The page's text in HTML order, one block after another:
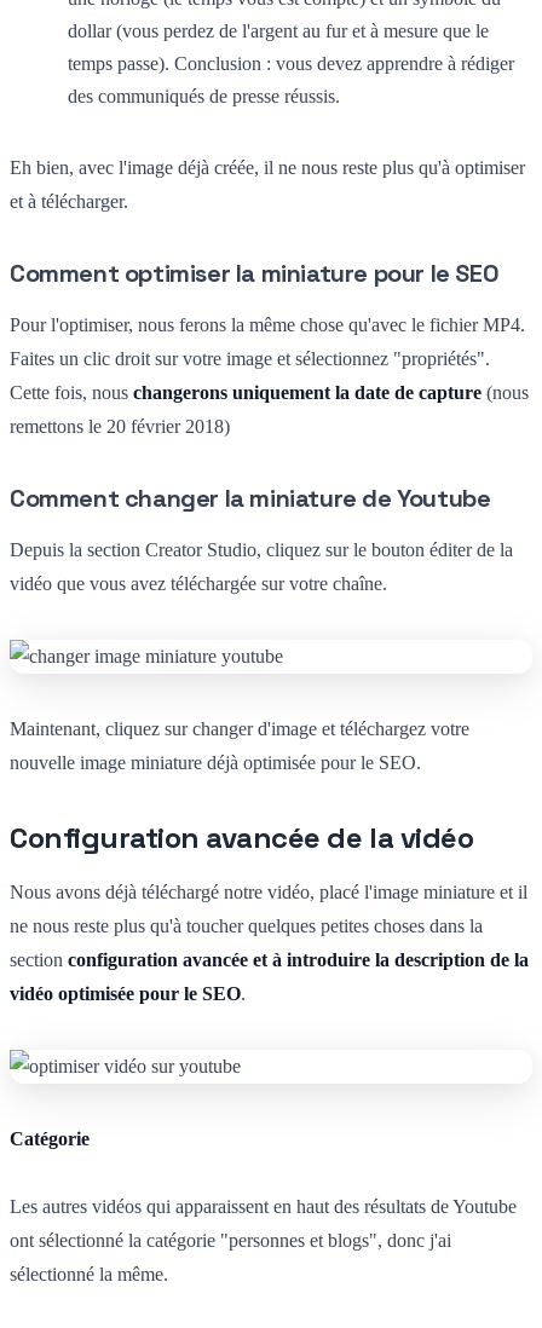
dollar (vous perdez de l'argent au fur et à mesure que le
temps passe). Conclusion : vous devez apprendre à rédiger
des communiqués de presse réussis.
Eh bien, avec l'image déjà créée, il ne nous reste plus qu'à optimiser
et à télécharger.
Comment optimiser la miniature pour le SEO
Pour l'optimiser, nous ferons la même chose qu'avec le fichier MP4.
Faites un clic droit sur votre image et sélectionnez "propriétés".
Cette fois, nous changerons uniquement la date de capture (nous
remettons le 20 février 2018)
Comment changer la miniature de Youtube
Depuis la section Creator Studio, cliquez sur le bouton éditer de la
vidéo que vous avez téléchargée sur votre chaîne.
Maintenant, cliquez sur changer d'image et téléchargez votre
nouvelle image miniature déjà optimisée pour le SEO.
Configuration avancée de la vidéo
Nous avons déjà téléchargé notre vidéo, placé l'image miniature et il
ne nous reste plus qu'à toucher quelques petites choses dans la
section configuration avancée et à introduire la description de la
vidéo optimisée pour le SEO.
Catégorie
Les autres vidéos qui apparaissent en haut des résultats de Youtube
ont sélectionné la catégorie "personnes et blogs", donc j'ai
sélectionné la même.